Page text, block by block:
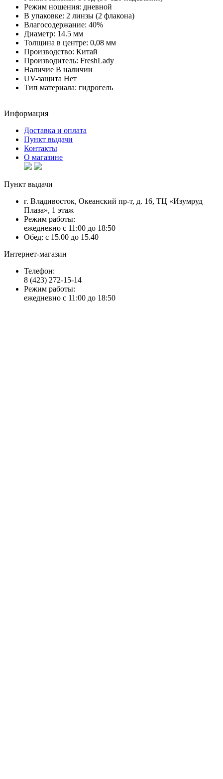
Режим ношения: дневной
В упаковке: 2 линзы (2 флакона)
Влагосодержание: 40%
Диаметр: 14.5 мм
Толщина в центре: 0,08 мм
Производство: Китай
Производитель: FreshLady
Наличие В наличии
UV-защита Нет
Тип материала: гидрогель
Информация
Доставка и оплата
Пункт выдачи
Контакты
О магазине
Пункт выдачи
г. Владивосток, Океанский пр-т, д. 16, ТЦ «Изумруд
Плаза», 1 этаж
Режим работы:
ежедневно с 11:00 до 18:50
Обед: с 15.00 до 15.40
Интернет-магазин
Телефон:
8 (423) 272-15-14
Режим работы:
ежедневно с 11:00 до 18:50